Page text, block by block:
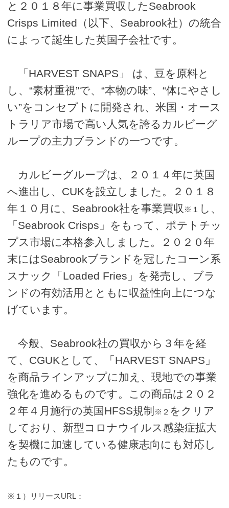
と２０１８年に事業買収したSeabrook
Crisps Limited（以下、Seabrook社）の統合
によって誕生した英国子会社です。
「HARVEST SNAPS」 は、豆を原料と
し、“素材重視”で、“本物の味”、“体にやさし
い”をコンセプトに開発され、米国・オース
トラリア市場で高い人気を誇るカルビーグ
ループの主力ブランドの一つです。
カルビーグループは、２０１４年に英国
へ進出し、CUKを設立しました。２０１８
年１０月に、Seabrook社を事業買収 ※１ し、
「Seabrook Crisps」をもって、ポテトチッ
プス市場に本格参入しました。２０２０年
末にはSeabrookブランドを冠したコーン系
スナック「Loaded Fries」を発売し、ブラ
ンドの有効活用とともに収益性向上につな
げています。
今般、Seabrook社の買収から３年を経
て、CGUKとして、「HARVEST SNAPS」
を商品ラインアップに加え、現地での事業
強化を進めるものです。この商品は２０２
２年４月施行の英国HFSS規制 ※２ をクリア
しており、新型コロナウイルス感染症拡大
を契機に加速している健康志向にも対応し
たものです。
※１）リリースURL：